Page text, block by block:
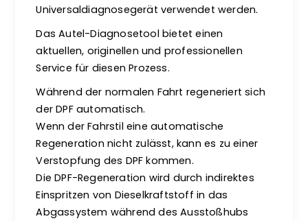
Universaldiagnosegerät verwendet werden.
Das Autel-Diagnosetool bietet einen
aktuellen, originellen und professionellen
Service für diesen Prozess.
Während der normalen Fahrt regeneriert sich
der DPF automatisch.
Wenn der Fahrstil eine automatische
Regeneration nicht zulässt, kann es zu einer
Verstopfung des DPF kommen.
Die DPF-Regeneration wird durch indirektes
Einspritzen von Dieselkraftstoff in das
Abgassystem während des Ausstoßhubs